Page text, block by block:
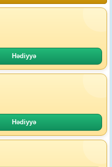
Hədiyyə
Hədiyyə